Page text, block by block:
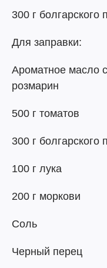
300 г болгарского
Для заправки:
Ароматное масло
розмарин
500 г томатов
300 г болгарского
100 г лука
200 г моркови
Соль
Черный перец